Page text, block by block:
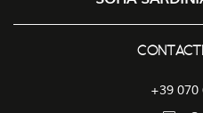
+39 070